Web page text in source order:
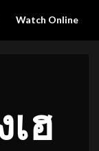
Watch Online
ฮ